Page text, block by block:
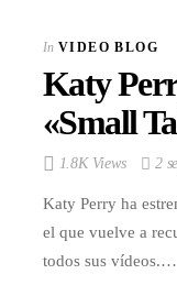
In VIDEO BLOG
Katy
«Small
1.8K Views 2
Katy Perry ha
el que vuelve a
todos sus vídeos.…